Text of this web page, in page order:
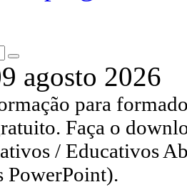
agosto 2026
para
Faça o
/ Educativos
PowerPoint).